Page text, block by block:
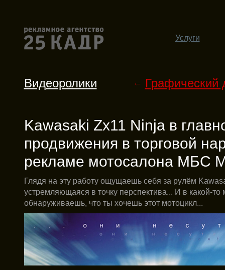
Услуги
Видеоролики ← Графический
Kawasaki Zx11 Ninja в
продвижения в торговой
рекламе мотосалона МБС
Глядя на эту работу ощущаешь себя за рулём
устремляющаяся в точку перспектива... И в какой-то
обнаруживаешь, что ты хочешь этот мотоцикл...